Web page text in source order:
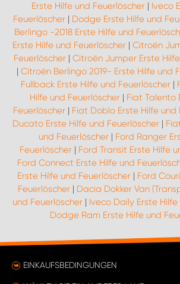
Erste Hilfe und Feuerlöscher | Iveco
Feuerlöscher| Dodge Erste Hilfe und
Berlingo -2018 Erste Hilfe und
Erste Hilfe und Feuerlöscher| Citroën
Feuerlöscher | Citroën Jumper Erste
| Citroën Berlingo 2019- Erste Hilfe und
Fullback Erste Hilfe und Feuerlöscher |
Hilfe und Feuerlöscher| Fiat Talento
Feuerlöscher| Fiat Doblo Erste Hilfe und
Ducato Erste Hilfe und Feuerlöscher |
und Feuerlöscher| Ford Ranger
Feuerlöscher| Ford Transit Erste Hilfe
Ford Connect Erste Hilfe und
Erste Hilfe und Feuerlöscher| Ford
Feuerlöscher | Dacia Dokker Van
und Feuerlöscher| Iveco Daily Erste
Dodge Ram Erste Hilfe und
EINKAUFSBEDINGUNGEN